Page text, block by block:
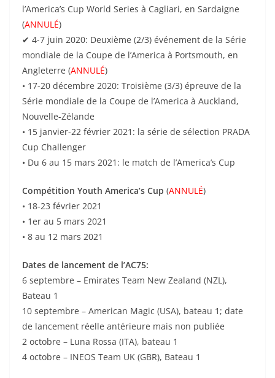
l’America’s Cup World Series à Cagliari, en Sardaigne
(ANNULÉ)
✔ 4-7 juin 2020: Deuxième (2/3) événement de la Série
mondiale de la Coupe de l’America à Portsmouth, en
Angleterre (ANNULÉ)
• 17-20 décembre 2020: Troisième (3/3) épreuve de la
Série mondiale de la Coupe de l’America à Auckland,
Nouvelle-Zélande
• 15 janvier-22 février 2021: la série de sélection PRADA
Cup Challenger
• Du 6 au 15 mars 2021: le match de l’America’s Cup
Compétition Youth America’s Cup (ANNULÉ)
• 18-23 février 2021
• 1er au 5 mars 2021
• 8 au 12 mars 2021
Dates de lancement de l’AC75:
6 septembre – Emirates Team New Zealand (NZL),
Bateau 1
10 septembre – American Magic (USA), bateau 1; date
de lancement réelle antérieure mais non publiée
2 octobre – Luna Rossa (ITA), bateau 1
4 octobre – INEOS Team UK (GBR), Bateau 1